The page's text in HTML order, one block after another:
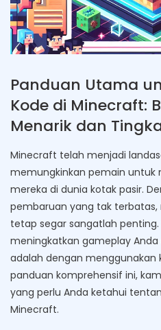
Panduan Utama
Kode di Minecraft:
Menarik dan
Minecraft telah menjadi
memungkinkan pemain untuk
mereka di dunia kotak pasir.
pembaruan yang tak
tetap segar sangatlah
meningkatkan gameplay
adalah dengan menggunakan
panduan komprehensif ini,
yang perlu Anda ketahui
Minecraft.